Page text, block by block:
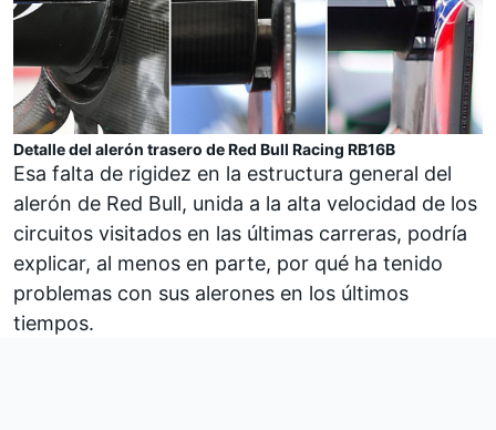
Detalle del alerón trasero de Red Bull Racing RB16B
Esa falta de rigidez en la estructura general del
alerón de Red Bull, unida a la alta velocidad de los
circuitos visitados en las últimas carreras, podría
explicar, al menos en parte, por qué ha tenido
problemas con sus alerones en los últimos
tiempos.